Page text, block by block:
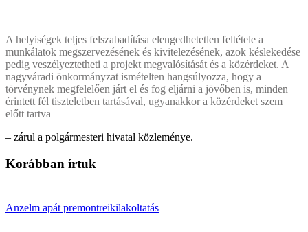
A helyiségek teljes felszabadítása elengedhetetlen feltétele a
munkálatok megszervezésének és kivitelezésének, azok késlekedése
pedig veszélyeztetheti a projekt megvalósítását és a közérdeket. A
nagyváradi önkormányzat ismételten hangsúlyozza, hogy a
törvénynek megfelelően járt el és fog eljárni a jövőben is, minden
érintett fél tiszteletben tartásával, ugyanakkor a közérdeket szem
előtt tartva
– zárul a polgármesteri hivatal közleménye.
Korábban írtuk
Anzelm apát premontreikilakoltatás